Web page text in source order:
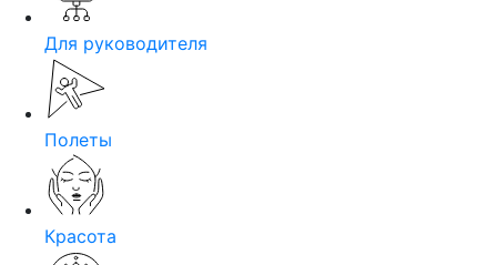
Для руководителя
Полеты
Красота